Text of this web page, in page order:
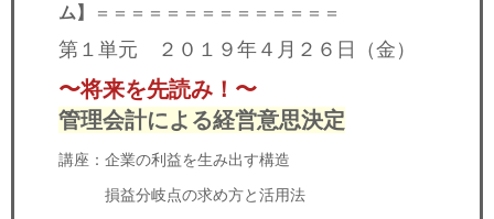
ム】
＝＝＝＝＝＝＝＝＝＝＝＝＝＝
第１単元 ２０１９年４月２６日（金）
〜将来を先読み！〜
管理会計による経営意思決定
講座：企業の利益を生み出す構造
損益分岐点の求め方と活用法